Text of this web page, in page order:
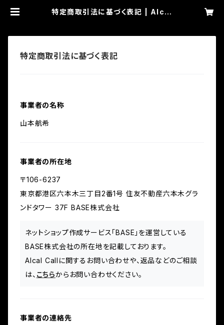
特定商取引法に基づく表記 | Alcal
特定商取引法に基づく表記
事業者の名称
山本航希
事業者の所在地
〒106-6237
東京都港区六本木三丁目2番1号 住友不動産六本木グラ
ンドタワー 37F BASE株式会社
ネットショップ作成サービス「BASE」を運営している
BASE株式会社の所在地を記載しております。
Alcal Callに関するお問い合わせや、返品などのご相談
は、 こちらからお問い合わせください。
事業者の連絡先